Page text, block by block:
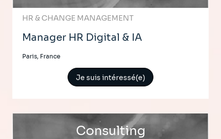
HR & CHANGE MANAGEMENT
Manager HR Digital & IA
Paris, France
Je suis intéressé(e)
Consulting